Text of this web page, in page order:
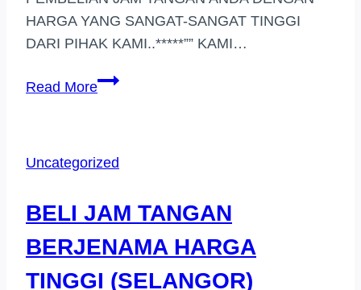
HARGA YANG SANGAT-SANGAT TINGGI
DARI PIHAK KAMI..*****”” KAMI…
Read MorePEMBELI
DI
Uncategorized
BELI JAM TANGAN
BERJENAMA HARGA
TINGGI (SELANGOR)